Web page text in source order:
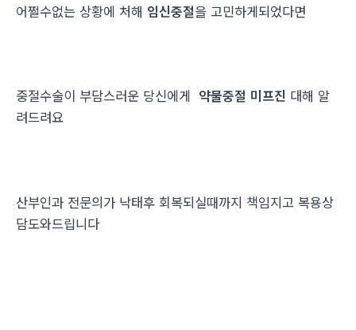
어쩔수없는 상황에 처해 임신중절을 고민하게되었다면
중절수술이 부담스러운 당신에게 약물중절 미프진 대해 알
려드려요
산부인과 전문의가 낙태후 회복되실때까지 책임지고 복용상
담도와드립니다